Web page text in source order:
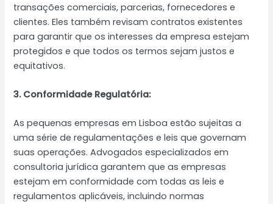
transações comerciais, parcerias, fornecedores e
clientes. Eles também revisam contratos existentes
para garantir que os interesses da empresa estejam
protegidos e que todos os termos sejam justos e
equitativos.
3. Conformidade Regulatória:
As pequenas empresas em Lisboa estão sujeitas a
uma série de regulamentações e leis que governam
suas operações. Advogados especializados em
consultoria jurídica garantem que as empresas
estejam em conformidade com todas as leis e
regulamentos aplicáveis, incluindo normas